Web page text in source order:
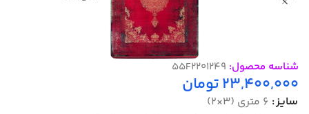
شناسه محصول: 55F2201249
23,400,000تومان
سایز 6 متری (3×2)